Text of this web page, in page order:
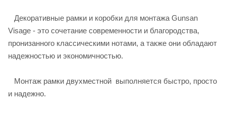
Декоративные рамки и коробки для монтажа Gunsan
Visage - это сочетание современности и благородства,
пронизанного классическими нотами, а также они обладают
надежностью и экономичностью.
Монтаж рамки двухместной выполняется быстро, просто
и надежно.